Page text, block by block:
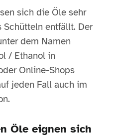
sich die Öle sehr
Schütteln entfällt. Der
dem Namen
/ Ethanol in
Online-Shops
jeden Fall auch im
Öle eignen sich